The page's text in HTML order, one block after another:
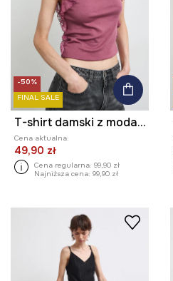
-50%
FINAL SALE
T-shirt damski z modalem
Cena aktualna:
49,90 zł
Cena regularna: 99,90 zł
Najniższa cena: 99,90 zł